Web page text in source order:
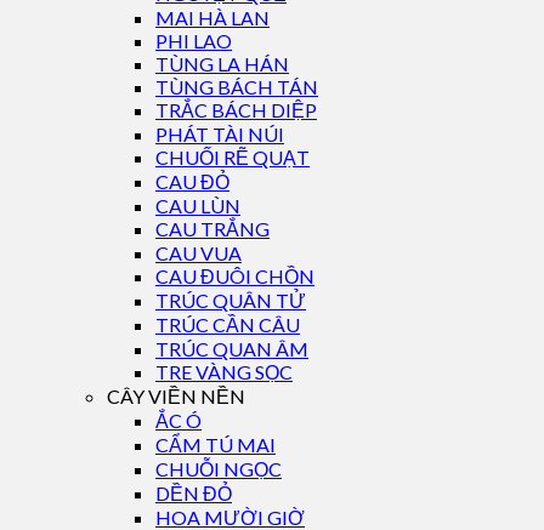
MAI HÀ LAN
PHI LAO
TÙNG LA HÁN
TÙNG BÁCH TÁN
TRẮC BÁCH DIỆP
PHÁT TÀI NÚI
CHUỐI RẼ QUẠT
CAU ĐỎ
CAU LÙN
CAU TRẮNG
CAU VUA
CAU ĐUÔI CHỒN
TRÚC QUÂN TỬ
TRÚC CẦN CÂU
TRÚC QUAN ÂM
TRE VÀNG SỌC
CÂY VIỀN NỀN
ẮC Ó
CẨM TÚ MAI
CHUỖI NGỌC
DỀN ĐỎ
HOA MƯỜI GIỜ